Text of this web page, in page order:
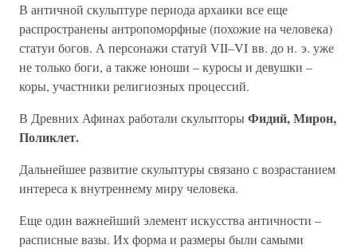
В античной скульптуре периода архаики все еще
распространены антропоморфные (похожие на человека)
статуи богов. А персонажи статуй VII–VI вв. до н. э. уже
не только боги, а также юноши – куросы и девушки –
коры, участники религиозных процессий.
В Древних Афинах работали скульпторыФидий, Мирон,
Поликлет.
Дальнейшее развитие скульптуры связано с возрастанием
интереса к внутреннему миру человека.
Еще один важнейший элемент искусства античности –
расписные вазы. Их форма и размеры были самыми